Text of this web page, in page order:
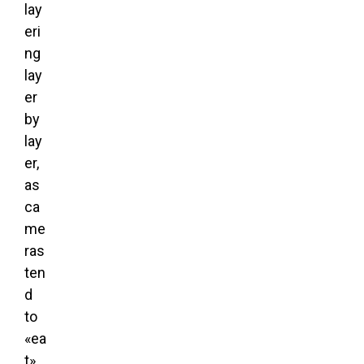
lay
eri
ng
lay
er
by
lay
er,
as
ca
me
ras
ten
d
to
«ea
t»